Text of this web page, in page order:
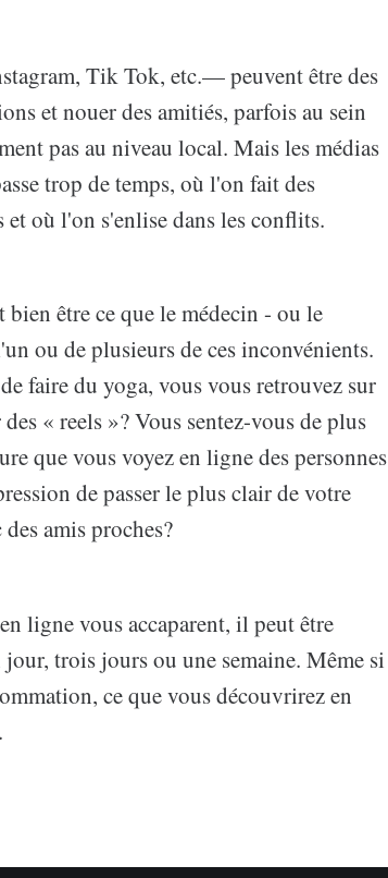
Tik Tok, etc.— peuvent être des
et nouer des amitiés, parfois au sein
pas au niveau local. Mais les médias
trop de temps, où l'on fait des
et où l'on s'enlise dans les conflits.
être ce que le médecin - ou le
ou de plusieurs de ces inconvénients.
faire du yoga, vous vous retrouvez sur
« reels »? Vous sentez-vous de plus
que vous voyez en ligne des personnes
de passer le plus clair de votre
amis proches?
ligne vous accaparent, il peut être
trois jours ou une semaine. Même si
ce que vous découvrirez en